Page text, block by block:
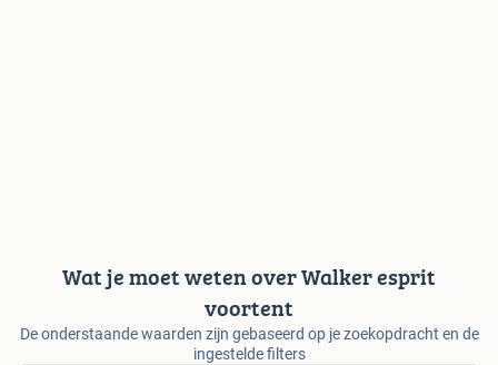
Wat je moet weten over Walker esprit
voortent
De onderstaande waarden zijn gebaseerd op je zoekopdracht en de
ingestelde filters